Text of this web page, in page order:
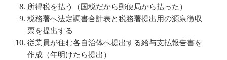
所得税を払う（国税だから郵便局から払った）
税務署へ法定調書合計表と税務署提出用の源泉徴収
票を提出する
従業員が住む各自治体へ提出する給与支払報告書を
作成（年明けたら提出）